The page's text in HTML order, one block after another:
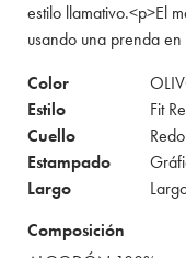
estilo llamativo.<p>El
usando una prenda
Color
Estilo
Fit
Cuello
Estampado
Largo
Composición